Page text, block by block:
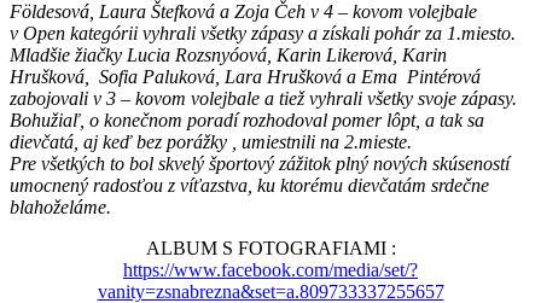
Földesová, Laura Štefková a Zoja Čeh v 4 – kovom volejbale
v Open kategórii vyhrali všetky zápasy a získali pohár za 1.miesto.
Mladšie žiačky Lucia Rozsnyóová, Karin Likerová, Karin
Hrušková, Sofia Paluková, Lara Hrušková a Ema Pintérová
zabojovali v 3 – kovom volejbale a tiež vyhrali všetky svoje zápasy.
Bohužiaľ, o konečnom poradí rozhodoval pomer lôpt, a tak sa
dievčatá, aj keď bez porážky , umiestnili na 2.mieste.
Pre všetkých to bol skvelý športový zážitok plný nových skúseností
umocnený radosťou z víťazstva, ku ktorému dievčatám srdečne
blahoželáme.
ALBUM S FOTOGRAFIAMI :
https://www.facebook.com/media/set/?
vanity=zsnabrezna&set=a.809733337255657